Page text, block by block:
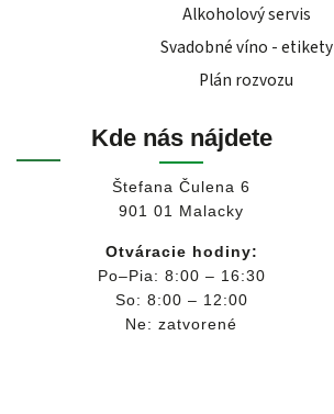
Alkoholový servis
Svadobné víno - etikety
Plán rozvozu
Kde nás nájdete
Štefana Čulena 6
901 01 Malacky
Otváracie hodiny:
Po–Pia: 8:00 – 16:30
So: 8:00 – 12:00
Ne: zatvorené